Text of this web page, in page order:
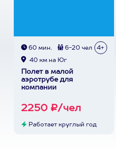
60 мин. 6-20 чел 4+
40 км на Юг
Полет в малой
аэротрубе для
компании
2250 ₽/чел
Работает круглый год